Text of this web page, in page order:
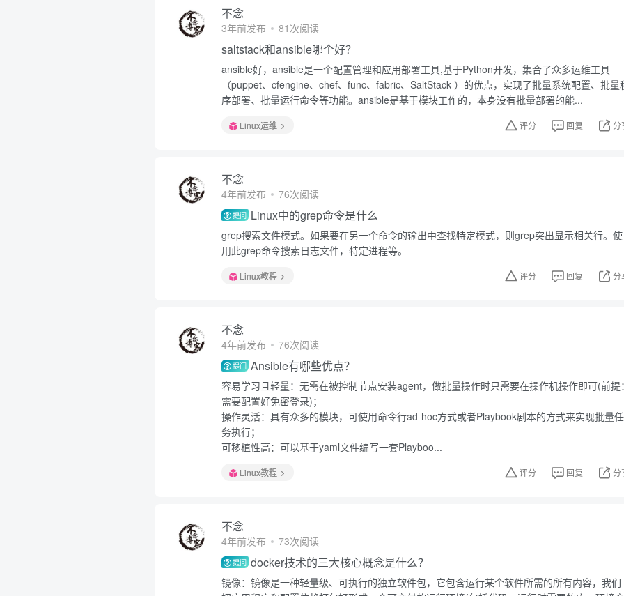
不念
3年前发布 81次阅读
saltstack和ansible哪个好？
ansible好，ansible是一个配置管理和应用部署工具,基于Python开发，集合了众多运维工具
（puppet、cfengine、chef、func、fabric、SaltStack ）的优点，实现了批量系统配置、批量
序部署、批量运行命令等功能。ansible是基于模块工作的，本身没有批量部署的能...
Linux运维 评分 回复 分
不念
4年前发布 76次阅读
提问 Linux中的grep命令是什么
grep搜索文件模式。如果要在另一个命令的输出中查找特定模式，则grep突出显示相关行。使
用此grep命令搜索日志文件，特定进程等。
Linux教程 评分 回复 分
不念
4年前发布 76次阅读
提问 Ansible有哪些优点？
容易学习且轻量：无需在被控制节点安装agent，做批量操作时只需要在操作机操作即可(前提
需要配置好免密登录)；
操作灵活：具有众多的模块，可使用命令行ad-hoc方式或者Playbook剧本的方式来实现批量任
务执行；
可移植性高：可以基于yaml文件编写一套Playboo...
Linux教程 评分 回复 分
不念
4年前发布 73次阅读
提问 docker技术的三大核心概念是什么？
镜像：镜像是一种轻量级、可执行的独立软件包，它包含运行某个软件所需的所有内容，我们